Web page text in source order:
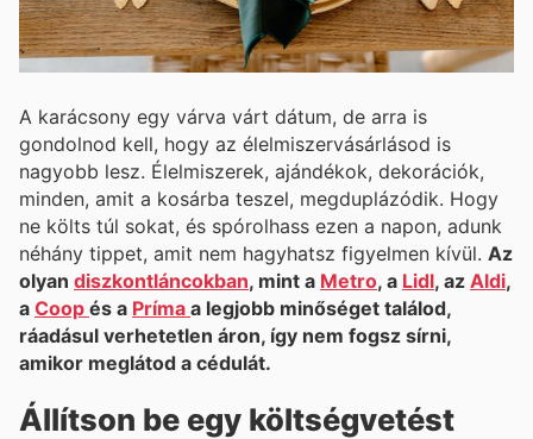
A karácsony egy várva várt dátum, de arra is
gondolnod kell, hogy az élelmiszervásárlásod is
nagyobb lesz. Élelmiszerek, ajándékok, dekorációk,
minden, amit a kosárba teszel, megduplázódik. Hogy
ne költs túl sokat, és spórolhass ezen a napon, adunk
néhány tippet, amit nem hagyhatsz figyelmen kívül. Az
olyan diszkontláncokban, mint a Metro, a Lidl, az Aldi,
a Coop és a Príma a legjobb minőséget találod,
ráadásul verhetetlen áron, így nem fogsz sírni,
amikor meglátod a cédulát.
Állítson be egy költségvetést